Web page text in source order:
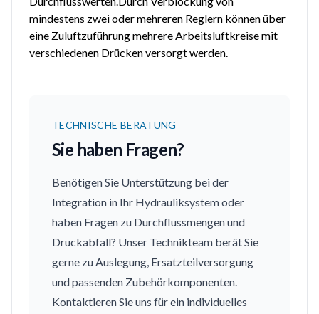
mindestens zwei oder mehreren Reglern können über
eine Zuluftzuführung mehrere Arbeitsluftkreise mit
verschiedenen Drücken versorgt werden.
TECHNISCHE BERATUNG
Sie haben Fragen?
Benötigen Sie Unterstützung bei der
Integration in Ihr Hydrauliksystem oder
haben Fragen zu Durchflussmengen und
Druckabfall? Unser Technikteam berät Sie
gerne zu Auslegung, Ersatzteilversorgung
und passenden Zubehörkomponenten.
Kontaktieren Sie uns für ein individuelles